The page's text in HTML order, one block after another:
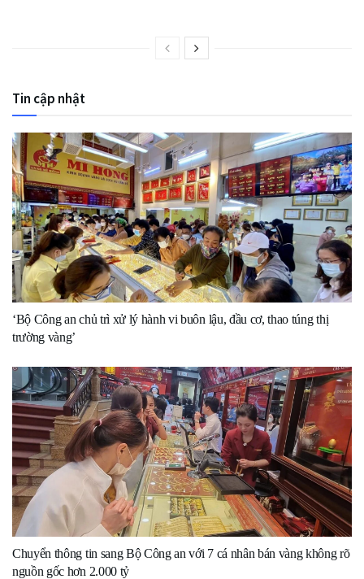
Tin cập nhật
‘Bộ Công an chủ trì xử lý hành vi buôn lậu, đầu cơ, thao túng thị
trường vàng’
Chuyển thông tin sang Bộ Công an với 7 cá nhân bán vàng không rõ
nguồn gốc hơn 2.000 tỷ